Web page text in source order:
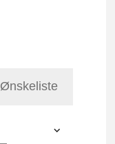
Ønskeliste